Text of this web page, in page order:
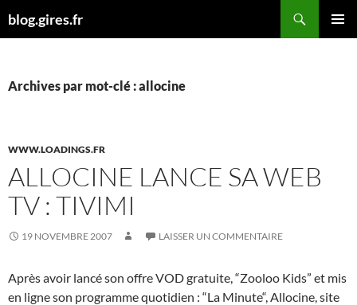
aublog.gires.fr
Archives par mot-clé : allocine
WWW.LOADINGS.FR
ALLOCINE LANCE SA WEB
TV : TIVIMI
19 NOVEMBRE 2007 LAISSER UN COMMENTAIRE
Après avoir lancé son offre VOD gratuite, “Zooloo Kids” et mis
en ligne son programme quotidien : “La Minute“, Allocine, site